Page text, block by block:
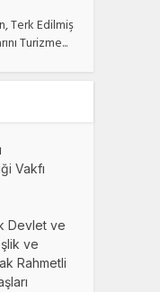
Terk Edilmiş
Turizme...
Vakfı
Devlet ve
ve
Rahmetli